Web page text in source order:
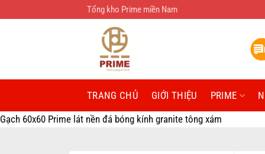
Tổng kho Prime miền Nam
TRANG CHỦ GIỚI THIỆU PRIME
Gạch 60x60 Prime lát nền đá bóng kính granite tông xám